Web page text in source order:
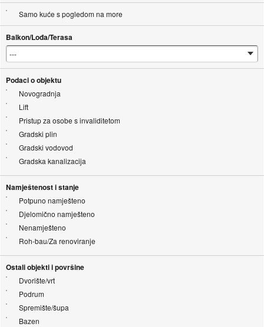
Samo kuće s pogledom na more
Balkon/Lođa/Terasa
Podaci o objektu
Novogradnja
Lift
Pristup za osobe s invaliditetom
Gradski plin
Gradski vodovod
Gradska kanalizacija
Namještenost i stanje
Potpuno namješteno
Djelomično namješteno
Nenamješteno
Roh-bau/Za renoviranje
Ostali objekti i površine
Dvorište/vrt
Podrum
Spremište/šupa
Bazen